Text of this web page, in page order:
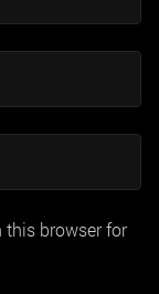
this browser for